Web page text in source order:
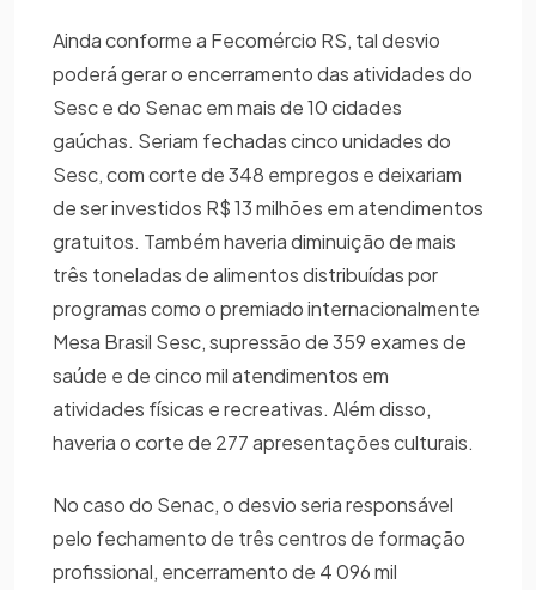
Ainda conforme a Fecomércio RS, tal desvio
poderá gerar o encerramento das atividades do
Sesc e do Senac em mais de 10 cidades
gaúchas. Seriam fechadas cinco unidades do
Sesc, com corte de 348 empregos e deixariam
de ser investidos R$ 13 milhões em atendimentos
gratuitos. Também haveria diminuição de mais
três toneladas de alimentos distribuídas por
programas como o premiado internacionalmente
Mesa Brasil Sesc, supressão de 359 exames de
saúde e de cinco mil atendimentos em
atividades físicas e recreativas. Além disso,
haveria o corte de 277 apresentações culturais.
No caso do Senac, o desvio seria responsável
pelo fechamento de três centros de formação
profissional, encerramento de 4 096 mil